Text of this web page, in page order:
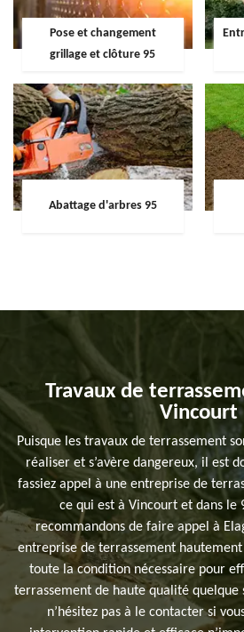
Pose et changement
grillage et clôture 95
Abattage d'arbres 95
Travaux de
Vincourt
Puisque les travaux de terrassement
réaliser et s’avère dangereux, il est
fassiez appel à une entreprise de
ce qui est à Vincourt et dans le
recommandons de faire appel à
entreprise de terrassement
toute la condition nécessaire pour
terrassement de haute qualité quelque
n’hésitez pas à le contacter si